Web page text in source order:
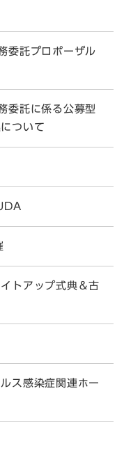
委託プロポーザル
委託に係る公募型
ついて
トアップ式典＆古
ス感染症関連ホー